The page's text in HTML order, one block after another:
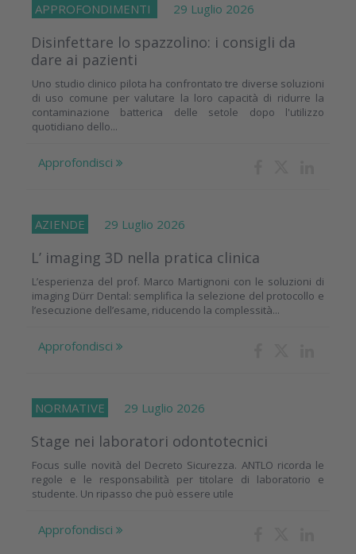
APPROFONDIMENTI 29 Luglio 2026
Disinfettare lo spazzolino: i consigli da
dare ai pazienti
Uno studio clinico pilota ha confrontato tre diverse soluzioni
di uso comune per valutare la loro capacità di ridurre la
contaminazione batterica delle setole dopo l'utilizzo
quotidiano dello...
Approfondisci
AZIENDE 29 Luglio 2026
L’ imaging 3D nella pratica clinica
L’esperienza del prof. Marco Martignoni con le soluzioni di
imaging Dürr Dental: semplifica la selezione del protocollo e
l’esecuzione dell’esame, riducendo la complessità...
Approfondisci
NORMATIVE 29 Luglio 2026
Stage nei laboratori odontotecnici
Focus sulle novità del Decreto Sicurezza. ANTLO ricorda le
regole e le responsabilità per titolare di laboratorio e
studente. Un ripasso che può essere utile
Approfondisci